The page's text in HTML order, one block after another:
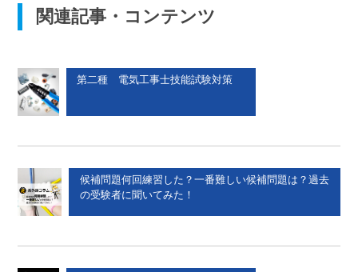
関連記事・コンテンツ
第二種 電気工事士技能試験対策
候補問題何回練習した？一番難しい候補問題は？過去
の受験者に聞いてみた！